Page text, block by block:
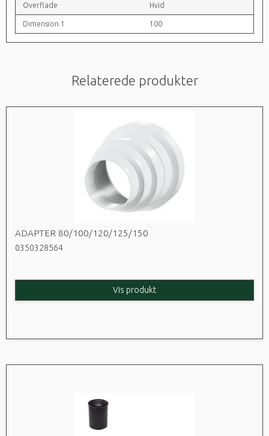
Overflade Hvid
Dimension 1 100
Relaterede produkter
ADAPTER 80/100/120/125/150
0350328564
Vis produkt